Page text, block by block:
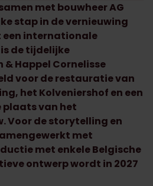
met bouwheer AG
stap in de vernieuwing
een internationale
de tijdelijke
Happel Cornelisse
voor de restauratie van
het Kolveniershof en een
plaats van het
Voor de storytelling en
met
met enkele Belgische
ontwerp wordt in 2027